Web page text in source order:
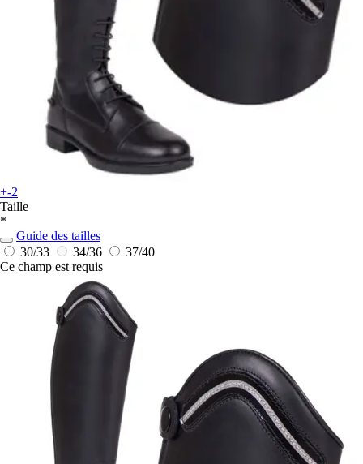
+-2
Taille
*
Guide des tailles
30/33
34/36
37/40
Ce champ est requis